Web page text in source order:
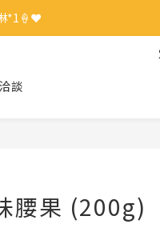
*1🍦❤️
*1🍦❤️
談
腰果 (200g)